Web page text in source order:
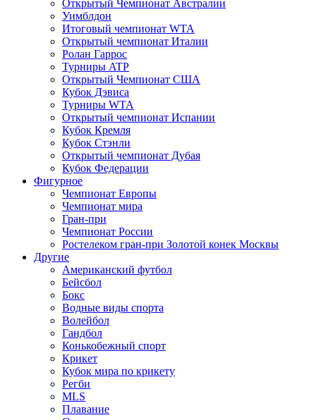
Открытый Чемпионат Австралии
Уимблдон
Итоговый чемпионат WTA
Открытый чемпионат Италии
Ролан Гаррос
Турниры ATP
Открытый Чемпионат США
Кубок Дэвиса
Турниры WTA
Открытый чемпионат Испании
Кубок Кремля
Кубок Стэнли
Открытый чемпионат Дубая
Кубок Федерации
Фигурное
Чемпионат Европы
Чемпионат мира
Гран-при
Чемпионат России
Ростелеком гран-при Золотой конек Москвы
Другие
Американский футбол
Бейсбол
Бокс
Водные виды спорта
Волейбол
Гандбол
Конькобежный спорт
Крикет
Кубок мира по крикету
Регби
MLS
Плавание